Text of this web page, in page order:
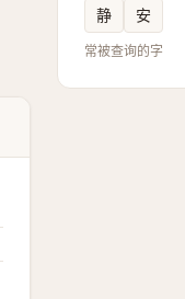
静 安
常被查询的字